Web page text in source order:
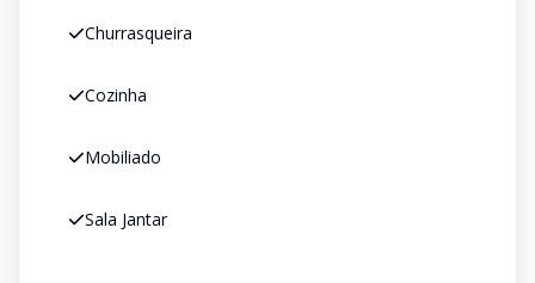
Churrasqueira
Cozinha
Mobiliado
Sala Jantar